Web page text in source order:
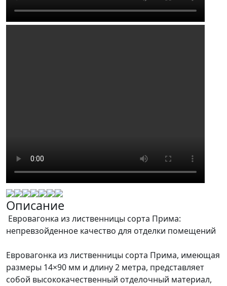
Описание
Евровагонка из лиственницы сорта Прима:
непревзойденное качество для отделки помещений
Евровагонка из лиственницы сорта Прима, имеющая
размеры 14×90 мм и длину 2 метра, представляет
собой высококачественный отделочный материал,